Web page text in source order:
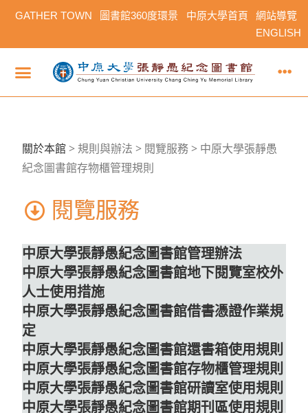
GATHER TOWN 圖書館360度環景 中原大學首頁
網站導覽
ENGLISH
關於本館 >規則與辦法 > 閱覽服務 > 中原大學張靜愚
紀念圖書館存物櫃管理規則
閱覽服務
中原大學張靜愚紀念圖書館管理辦法
中原大學張靜愚紀念圖書館地下閱覽室校外
人士使用措施
中原大學張靜愚紀念圖書館借書憑證作業規
定
中原大學張靜愚紀念圖書館還書箱使用規則
中原大學張靜愚紀念圖書館存物櫃管理規則
中原大學張靜愚紀念圖書館研讀室使用規則
中原大學張靜愚紀念圖書館期刊區使用規則